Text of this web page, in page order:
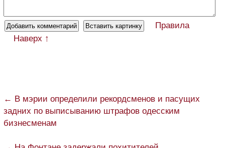
Правила
Наверх ↑
← В мэрии определили рекордсменов и пасущих
задних по выписыванию штрафов одесским
бизнесменам